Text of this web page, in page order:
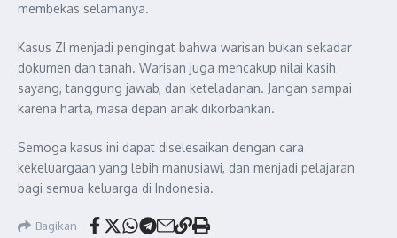
membekas selamanya.
Kasus ZI menjadi pengingat bahwa warisan bukan sekadar
dokumen dan tanah. Warisan juga mencakup nilai kasih
sayang, tanggung jawab, dan keteladanan. Jangan sampai
karena harta, masa depan anak dikorbankan.
Semoga kasus ini dapat diselesaikan dengan cara
kekeluargaan yang lebih manusiawi, dan menjadi pelajaran
bagi semua keluarga di Indonesia.
Bagikan